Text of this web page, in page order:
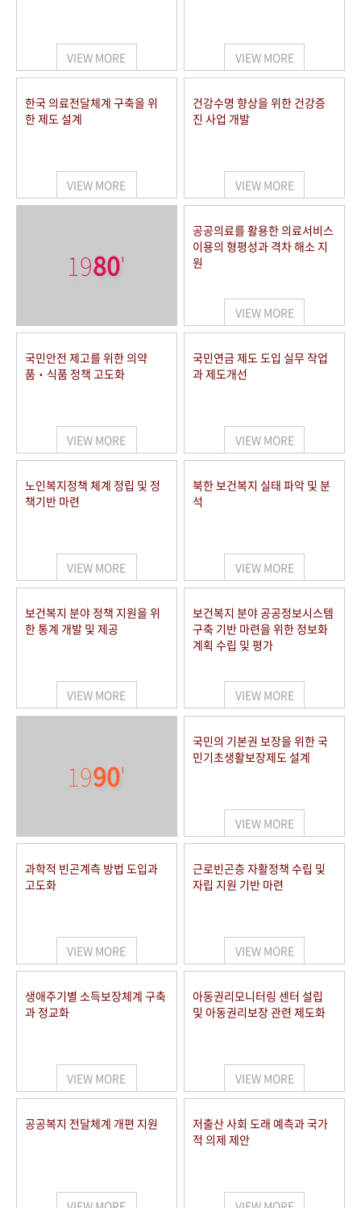
VIEW MORE VIEW MORE
한국 의료전달체계 구축을 위
한 제도 설계
VIEW MORE
건강수명 향상을 위한 건강증
진 사업 개발
VIEW MORE
1980'
공공의료를 활용한 의료서비스
이용의 형평성과 격차 해소 지
원
VIEW MORE
국민안전 제고를 위한 의약
품‧식품 정책 고도화
VIEW MORE
국민연금 제도 도입 실무 작업
과 제도개선
VIEW MORE
노인복지정책 체계 정립 및 정
책기반 마련
VIEW MORE
북한 보건복지 실태 파악 및 분
석
VIEW MORE
보건복지 분야 정책 지원을 위
한 통계 개발 및 제공
VIEW MORE
보건복지 분야 공공정보시스템
구축 기반 마련을 위한 정보화
계획 수립 및 평가
VIEW MORE
1990'
국민의 기본권 보장을 위한 국
민기초생활보장제도 설계
VIEW MORE
과학적 빈곤계측 방법 도입과
고도화
VIEW MORE
근로빈곤층 자활정책 수립 및
자립 지원 기반 마련
VIEW MORE
생애주기별 소득보장체계 구축
과 정교화
VIEW MORE
아동권리모니터링 센터 설립
및 아동권리보장 관련 제도화
VIEW MORE
공공복지 전달체계 개편 지원
저출산 사회 도래 예측과 국가
적 의제 제안